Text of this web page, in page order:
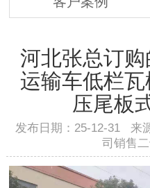
河北张总订
运输车低栏
压尾板
发布日期：25-12-31 来
司销售